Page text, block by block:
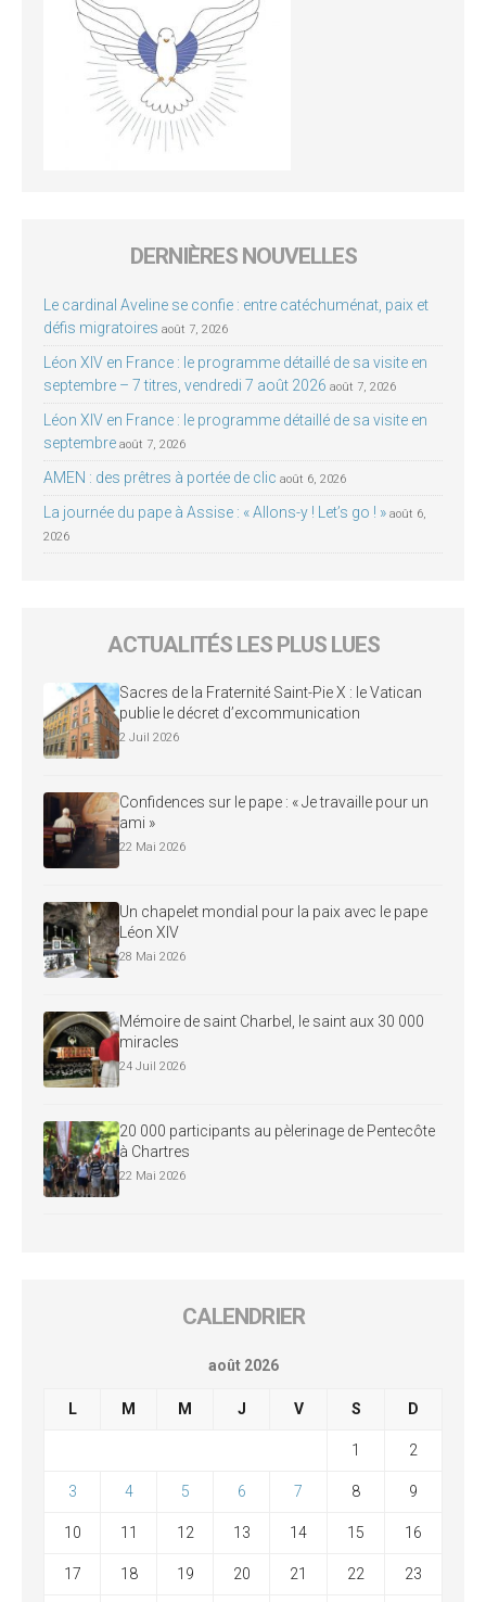
DERNIÈRES NOUVELLES
Le cardinal Aveline se confie : entre catéchuménat, paix et
défis migratoires août 7, 2026
Léon XIV en France : le programme détaillé de sa visite en
septembre – 7 titres, vendredi 7 août 2026 août 7, 2026
Léon XIV en France : le programme détaillé de sa visite en
septembre août 7, 2026
AMEN : des prêtres à portée de clic août 6, 2026
La journée du pape à Assise : « Allons-y ! Let’s go ! » août 6,
2026
ACTUALITÉS LES PLUS LUES
Sacres de la Fraternité Saint-Pie X : le Vatican
publie le décret d’excommunication
2 Juil 2026
Confidences sur le pape : « Je travaille pour un
ami »
22 Mai 2026
Un chapelet mondial pour la paix avec le pape
Léon XIV
28 Mai 2026
Mémoire de saint Charbel, le saint aux 30 000
miracles
24 Juil 2026
20 000 participants au pèlerinage de Pentecôte
à Chartres
22 Mai 2026
CALENDRIER
août 2026
L M M J V S D
1 2
3 4 5 6 7 8 9
10 11 12 13 14 15 16
17 18 19 20 21 22 23